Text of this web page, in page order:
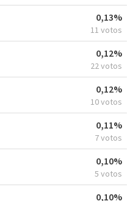
0,13%
11 votos
0,12%
22 votos
0,12%
10 votos
0,11%
7 votos
0,10%
5 votos
0,10%